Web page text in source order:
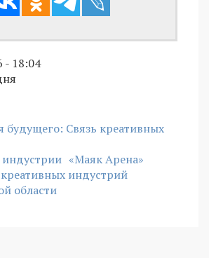
- 18:04
будущего: Связь креативных
«Маяк Арена»
индустрий
области